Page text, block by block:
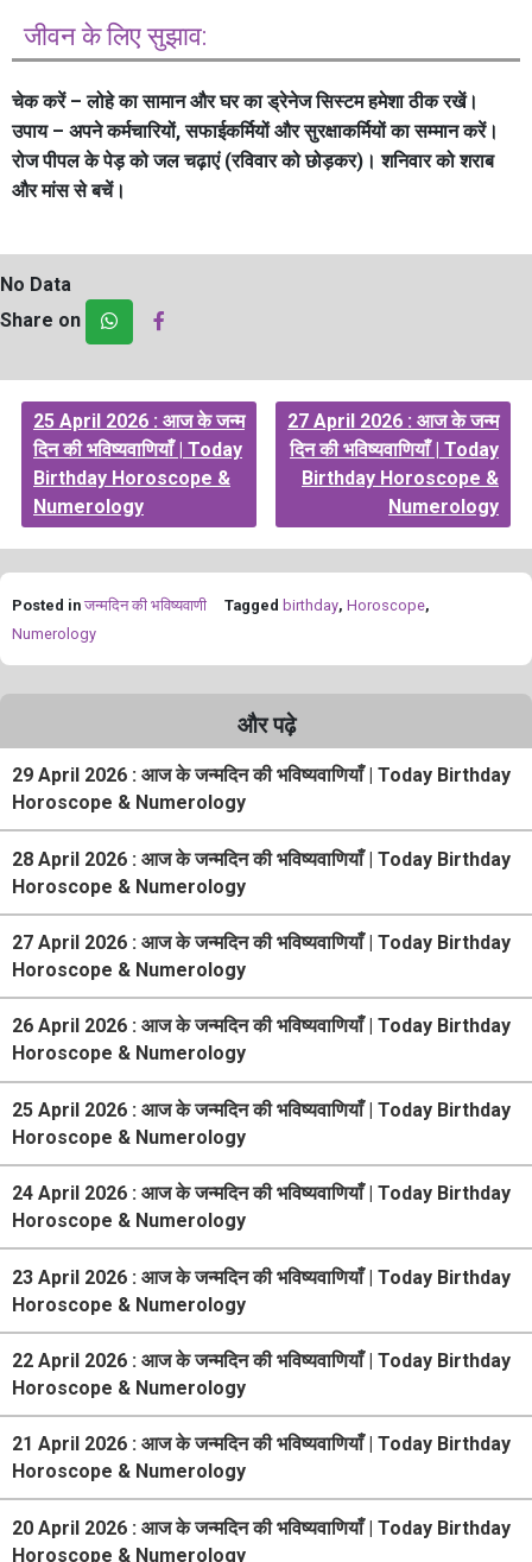
जीवन के लिए सुझाव:
चेक करें – लोहे का सामान और घर का ड्रेनेज सिस्टम हमेशा ठीक रखें।
उपाय – अपने कर्मचारियों, सफाईकर्मियों और सुरक्षाकर्मियों का सम्मान करें।
रोज पीपल के पेड़ को जल चढ़ाएं (रविवार को छोड़कर)। शनिवार को शराब
और मांस से बचें।
No Data
Share on
Post
navigation
25 April 2026 : आज के जन्म
दिन की भविष्यवाणियाँ | Today
Birthday Horoscope &
Numerology
27 April 2026 : आज के जन्म
दिन की भविष्यवाणियाँ | Today
Birthday Horoscope &
Numerology
Posted in जन्मदिन की भविष्यवाणी Tagged birthday, Horoscope,
Numerology
और पढ़े
29 April 2026 : आज के जन्मदिन की भविष्यवाणियाँ | Today Birthday
Horoscope & Numerology
28 April 2026 : आज के जन्मदिन की भविष्यवाणियाँ | Today Birthday
Horoscope & Numerology
27 April 2026 : आज के जन्मदिन की भविष्यवाणियाँ | Today Birthday
Horoscope & Numerology
26 April 2026 : आज के जन्मदिन की भविष्यवाणियाँ | Today Birthday
Horoscope & Numerology
25 April 2026 : आज के जन्मदिन की भविष्यवाणियाँ | Today Birthday
Horoscope & Numerology
24 April 2026 : आज के जन्मदिन की भविष्यवाणियाँ | Today Birthday
Horoscope & Numerology
23 April 2026 : आज के जन्मदिन की भविष्यवाणियाँ | Today Birthday
Horoscope & Numerology
22 April 2026 : आज के जन्मदिन की भविष्यवाणियाँ | Today Birthday
Horoscope & Numerology
21 April 2026 : आज के जन्मदिन की भविष्यवाणियाँ | Today Birthday
Horoscope & Numerology
20 April 2026 : आज के जन्मदिन की भविष्यवाणियाँ | Today Birthday
Horoscope & Numerology